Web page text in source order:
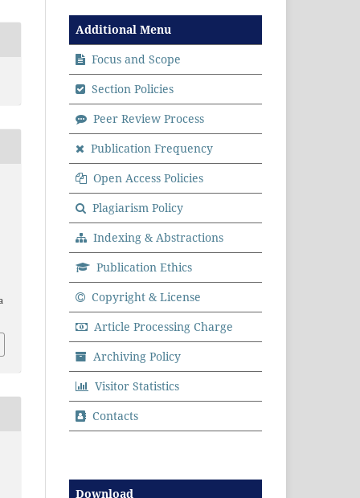
Additional Menu
Focus and Scope
Section Policies
Peer Review Process
Publication Frequency
Open Access Policies
Plagiarism Policy
Indexing & Abstractions
Publication Ethics
Copyright & License
Article Processing Charge
Archiving Policy
Visitor Statistics
Contacts
Download